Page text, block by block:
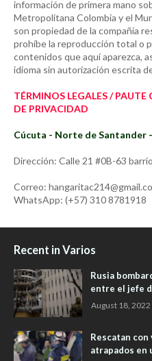
información de primera mano
Metropolitana Colombia y el
son propiedad de la compañía
prohíbe la reproducción total o
contenidos que aquí aparezca,
idioma sin autorización escrita
TÉRMINOS LEGALES /
DE PRIVACIDAD
Cúcuta - Norte de Santander
Dirección: Calle 21 #0B-63
Correo:
WhatsApp: (+57) 310 8781918
Recent in Varios
Rusia
entre el jefe
August 18, 2022
Rescatan
atrapados en